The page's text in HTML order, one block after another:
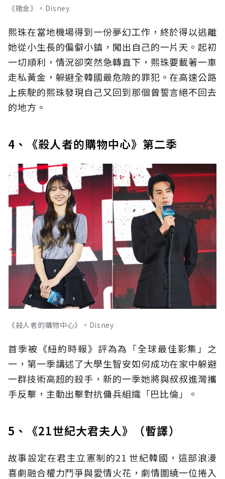
《賭金》。Disney
熙珠在當地機場得到一份夢幻工作，終於得以逃離
她從小生長的偏僻小鎮，闖出自己的一片天。起初
一切順利，情況卻突然急轉直下，熙珠要載著一車
走私黃金，躲避全韓國最危險的罪犯。在高速公路
上疾駛的熙珠發現自己又回到那個曾誓言絕不回去
的地方。
4、《殺人者的購物中心》第二季
《殺人者的購物中心》。Disney
首季被《紐約時報》評為為「全球最佳影集」之
一，第一季講述了大學生智安如何成功在家中躲避
一群技術高超的殺手，新的一季她將與叔叔進灣攜
手反擊，主動出擊對抗傭兵組織「巴比倫」。
5、《21世紀大君夫人》（暫譯）
故事設定在君主立憲制的21 世紀韓國，這部浪漫
喜劇融合權力鬥爭與愛情火花，劇情圍繞一位捲入